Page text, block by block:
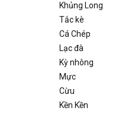
Khủng Long
Tắc kè
Cá Chép
Lạc đà
Kỳ nhông
Mực
Cừu
Kền Kền